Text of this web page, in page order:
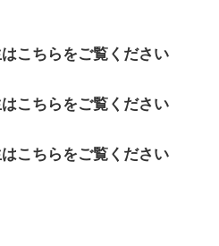
こちらをご覧ください
こちらをご覧ください
こちらをご覧ください